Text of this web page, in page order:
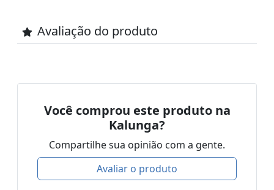
Avaliação do produto
Você comprou este produto na
Kalunga?
Compartilhe sua opinião com a gente.
Avaliar o produto